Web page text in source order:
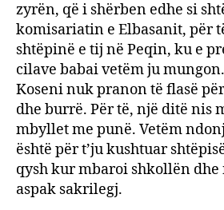
zyrën, që i shërben edhe si
komisariatin e Elbasanit, për
shtëpinë e tij në Peqin, ku e
cilave babai vetëm ju
Koseni nuk pranon të flasë
dhe burrë. Për të, një ditë nis
mbyllet me punë. Vetëm
është për t’ju kushtuar
qysh kur mbaroi shkollën
aspak sakrilegj.